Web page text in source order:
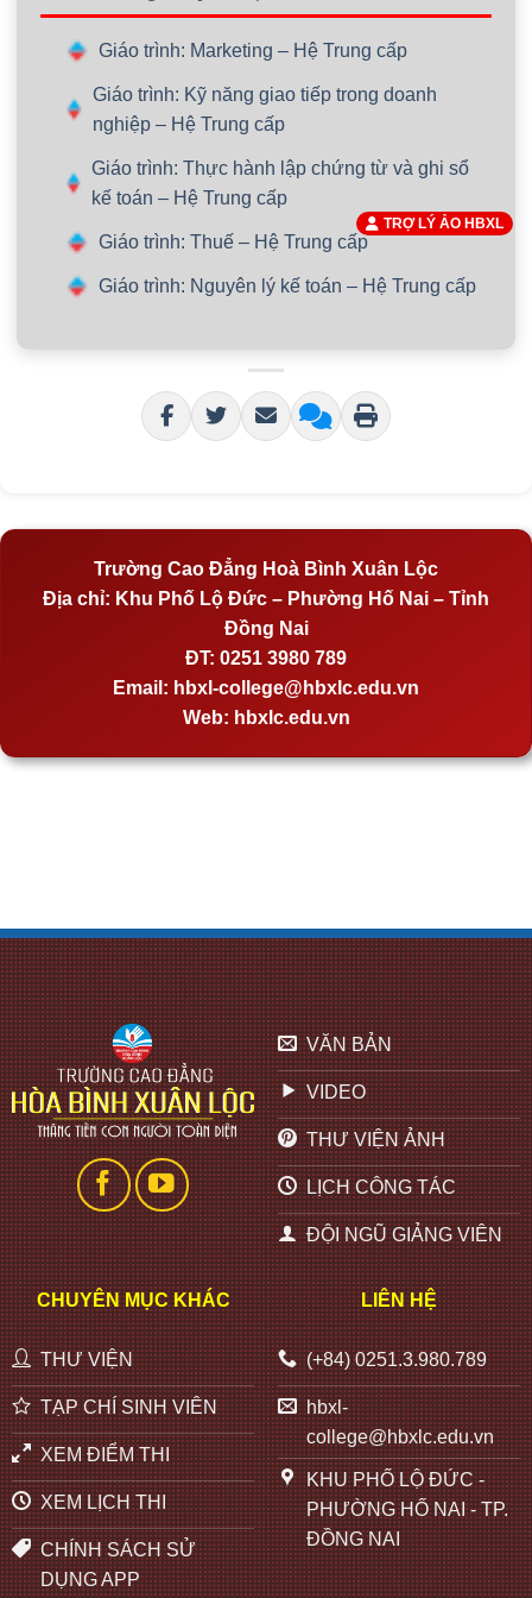
Giáo trình: Marketing – Hệ Trung cấp
Giáo trình: Kỹ năng giao tiếp trong doanh
nghiệp – Hệ Trung cấp
Giáo trình: Thực hành lập chứng từ và ghi sổ
kế toán – Hệ Trung cấp
Giáo trình: Thuế – Hệ Trung cấp
Giáo trình: Nguyên lý kế toán – Hệ Trung cấp
Trường Cao Đẳng Hoà Bình Xuân Lộc
Địa chỉ: Khu Phố Lộ Đức – Phường Hố Nai – Tỉnh
Đồng Nai
ĐT: 0251 3980 789
Email: hbxl-college@hbxlc.edu.vn
Web: hbxlc.edu.vn
VĂN BẢN
VIDEO
THƯ VIỆN ẢNH
LỊCH CÔNG TÁC
ĐỘI NGŨ GIẢNG VIÊN
CHUYÊN MỤC KHÁC
THƯ VIỆN
TẠP CHÍ SINH VIÊN
XEM ĐIỂM THI
XEM LỊCH THI
CHÍNH SÁCH SỬ
DỤNG APP
LIÊN HỆ
(+84) 0251.3.980.789
hbxl-
college@hbxlc.edu.vn
KHU PHỐ LỘ ĐỨC -
PHƯỜNG HỐ NAI - TP.
ĐỒNG NAI
TRỢ LÝ ẢO HBXL